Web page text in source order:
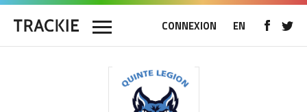
CONNEXION EN